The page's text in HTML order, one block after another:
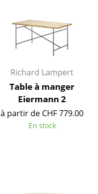
Richard Lampert
Table à manger
Eiermann 2
à partir de CHF 779.00
En stock